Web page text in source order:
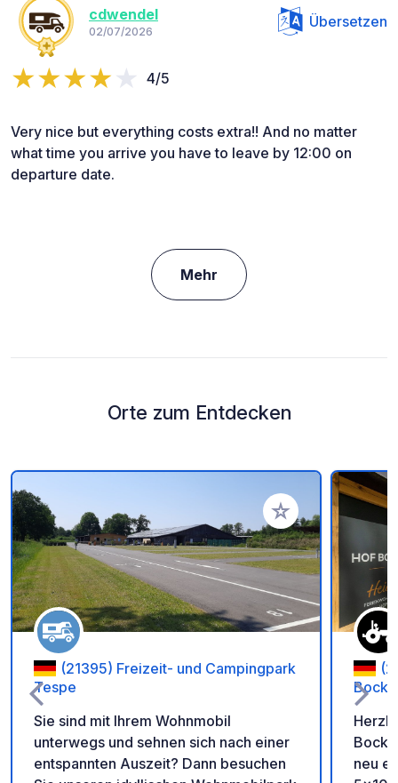
cdwendel
02/07/2026
Übersetzen
4/5
Very nice but everything costs extra!! And no matter
what time you arrive you have to leave by 12:00 on
departure date.
Mehr
Orte zum Entdecken
Zu Ihren Favoriten
(21395) Freizeit- und Campingpark
Tespe
Sie sind mit Ihrem Wohnmobil
unterwegs und sehnen sich nach einer
entspannten Auszeit? Dann besuchen
neu